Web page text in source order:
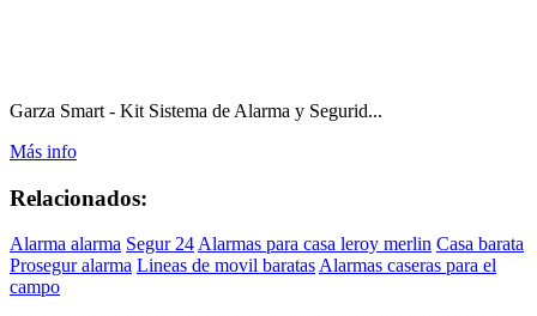
Garza Smart - Kit Sistema de Alarma y Segurid...
Más info
Relacionados:
Alarma alarma Segur 24 Alarmas para casa leroy merlin Casa barata
Prosegur alarma Lineas de movil baratas Alarmas caseras para el
campo